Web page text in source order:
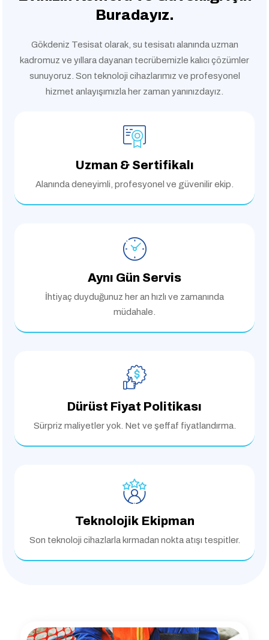
Buradayız.
Gökdeniz Tesisat olarak, su tesisatı alanında uzman
kadromuz ve yıllara dayanan tecrübemizle kalıcı çözümler
sunuyoruz. Son teknoloji cihazlarımız ve profesyonel
hizmet anlayışımızla her zaman yanınızdayız.
Uzman & Sertifikalı
Alanında deneyimli, profesyonel ve güvenilir ekip.
Aynı Gün Servis
İhtiyaç duyduğunuz her an hızlı ve zamanında
müdahale.
Dürüst Fiyat Politikası
Sürpriz maliyetler yok. Net ve şeffaf fiyatlandırma.
Teknolojik Ekipman
Son teknoloji cihazlarla kırmadan nokta atışı tespitler.